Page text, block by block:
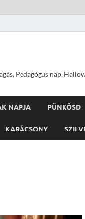
Pedagógus nap,
NAPJA PÜNKÖSD
KARÁCSONY